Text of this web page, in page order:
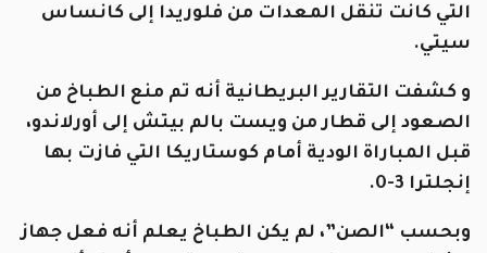
التي كانت تنقل المعدات من فلوريدا إلى كانساس
سيتي.
و كشفت التقارير البريطانية أنه تم منع الطباخ من
الصعود إلى قطار من ويست بالم بيتش إلى أورلاندو،
قبل المباراة الودية أمام كوستاريكا التي فازت بها
إنجلترا 3-0.
وبحسب “الصن”، لم يكن الطباخ يعلم أنه فعل جهاز